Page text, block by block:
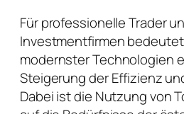
Für professionelle Trader
Investmentfirmen
modernster Technologien
Steigerung der Effizienz
Dabei ist die Nutzung von